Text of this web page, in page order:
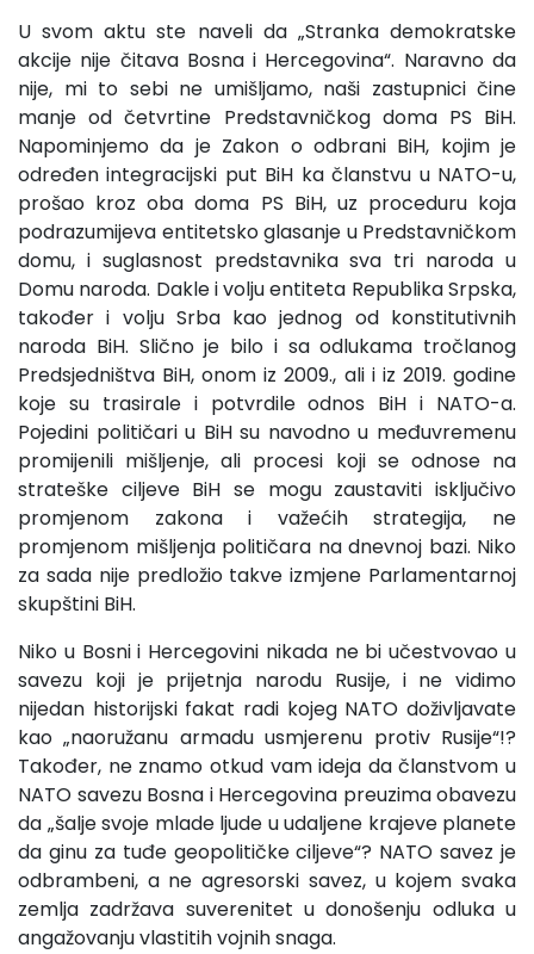
U svom aktu ste naveli da „Stranka demokratske
akcije nije čitava Bosna i Hercegovina“. Naravno da
nije, mi to sebi ne umišljamo, naši zastupnici čine
manje od četvrtine Predstavničkog doma PS BiH.
Napominjemo da je Zakon o odbrani BiH, kojim je
određen integracijski put BiH ka članstvu u NATO-u,
prošao kroz oba doma PS BiH, uz proceduru koja
podrazumijeva entitetsko glasanje u Predstavničkom
domu, i suglasnost predstavnika sva tri naroda u
Domu naroda. Dakle i volju entiteta Republika Srpska,
također i volju Srba kao jednog od konstitutivnih
naroda BiH. Slično je bilo i sa odlukama tročlanog
Predsjedništva BiH, onom iz 2009., ali i iz 2019. godine
koje su trasirale i potvrdile odnos BiH i NATO-a.
Pojedini političari u BiH su navodno u međuvremenu
promijenili mišljenje, ali procesi koji se odnose na
strateške ciljeve BiH se mogu zaustaviti isključivo
promjenom zakona i važećih strategija, ne
promjenom mišljenja političara na dnevnoj bazi. Niko
za sada nije predložio takve izmjene Parlamentarnoj
skupštini BiH.
Niko u Bosni i Hercegovini nikada ne bi učestvovao u
savezu koji je prijetnja narodu Rusije, i ne vidimo
nijedan historijski fakat radi kojeg NATO doživljavate
kao „naoružanu armadu usmjerenu protiv Rusije“!?
Također, ne znamo otkud vam ideja da članstvom u
NATO savezu Bosna i Hercegovina preuzima obavezu
da „šalje svoje mlade ljude u udaljene krajeve planete
da ginu za tuđe geopolitičke ciljeve“? NATO savez je
odbrambeni, a ne agresorski savez, u kojem svaka
zemlja zadržava suverenitet u donošenju odluka u
angažovanju vlastitih vojnih snaga.